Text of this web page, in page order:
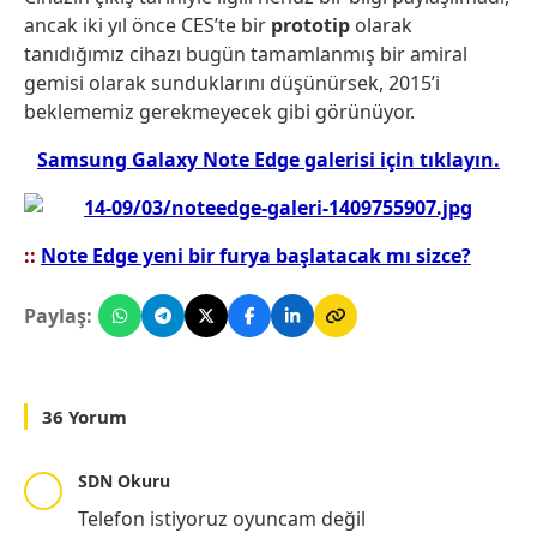
ancak iki yıl önce CES’te bir prototip olarak
tanıdığımız cihazı bugün tamamlanmış bir amiral
gemisi olarak sunduklarını düşünürsek, 2015’i
beklememiz gerekmeyecek gibi görünüyor.
Samsung Galaxy Note Edge galerisi için tıklayın.
:: Note Edge yeni bir furya başlatacak mı sizce?
Paylaş:
36 Yorum
SDN Okuru
Telefon istiyoruz oyuncam değil